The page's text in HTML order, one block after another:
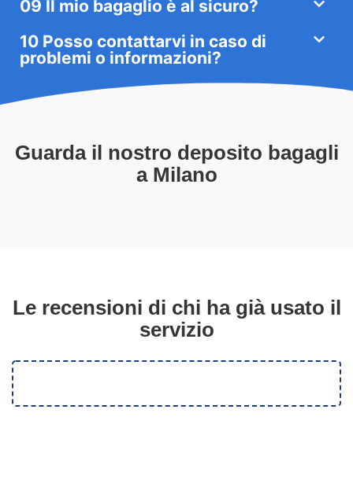
09 Il mio bagaglio è al sicuro?
10 Posso contattarvi in caso di
problemi o informazioni?
Guarda il nostro deposito bagagli
a Milano
Le recensioni di chi ha già usato il
servizio